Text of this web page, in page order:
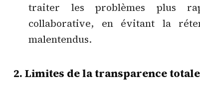
traiter les problèmes plus
collaborative, en évitant la
malentendus.
2. Limites de la transparence